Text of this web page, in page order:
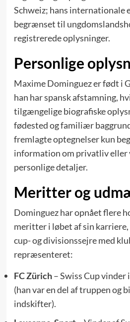
Schweiz; hans internationale
begrænset til
registrerede oplysninger.
Personlige
Maxime Dominguez er født i
han har spansk afstamning,
tilgængelige biografiske
fødested og familiær
fremlagte optegnelser kun
information om privatliv eller
personlige detaljer.
Meritter og
Dominguez har opnået flere
meritter i løbet af sin
cup- og divisionssejre med
repræsenteret:
FC Zürich– Swiss Cup vinder
(han var en del af truppen og
indskifter).